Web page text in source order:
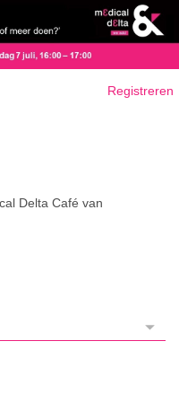
Registreren
Delta Café van